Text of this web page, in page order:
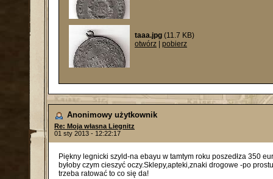
taaa.jpg (11.7 KB)
otwórz
pobierz
Anonimowy użytkownik
Re: Moja własna Liegnitz
01 sty 2013 - 12:22:17
Piękny legnicki szyld-na ebayu w tamtym roku poszedłza 350
byłoby czym cieszyć oczy.Sklepy,apteki,znaki drogowe -po
trzeba ratować to co się da!